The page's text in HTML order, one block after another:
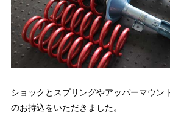
ショックとスプリングやアッパーマウン
のお持込をいただきました。